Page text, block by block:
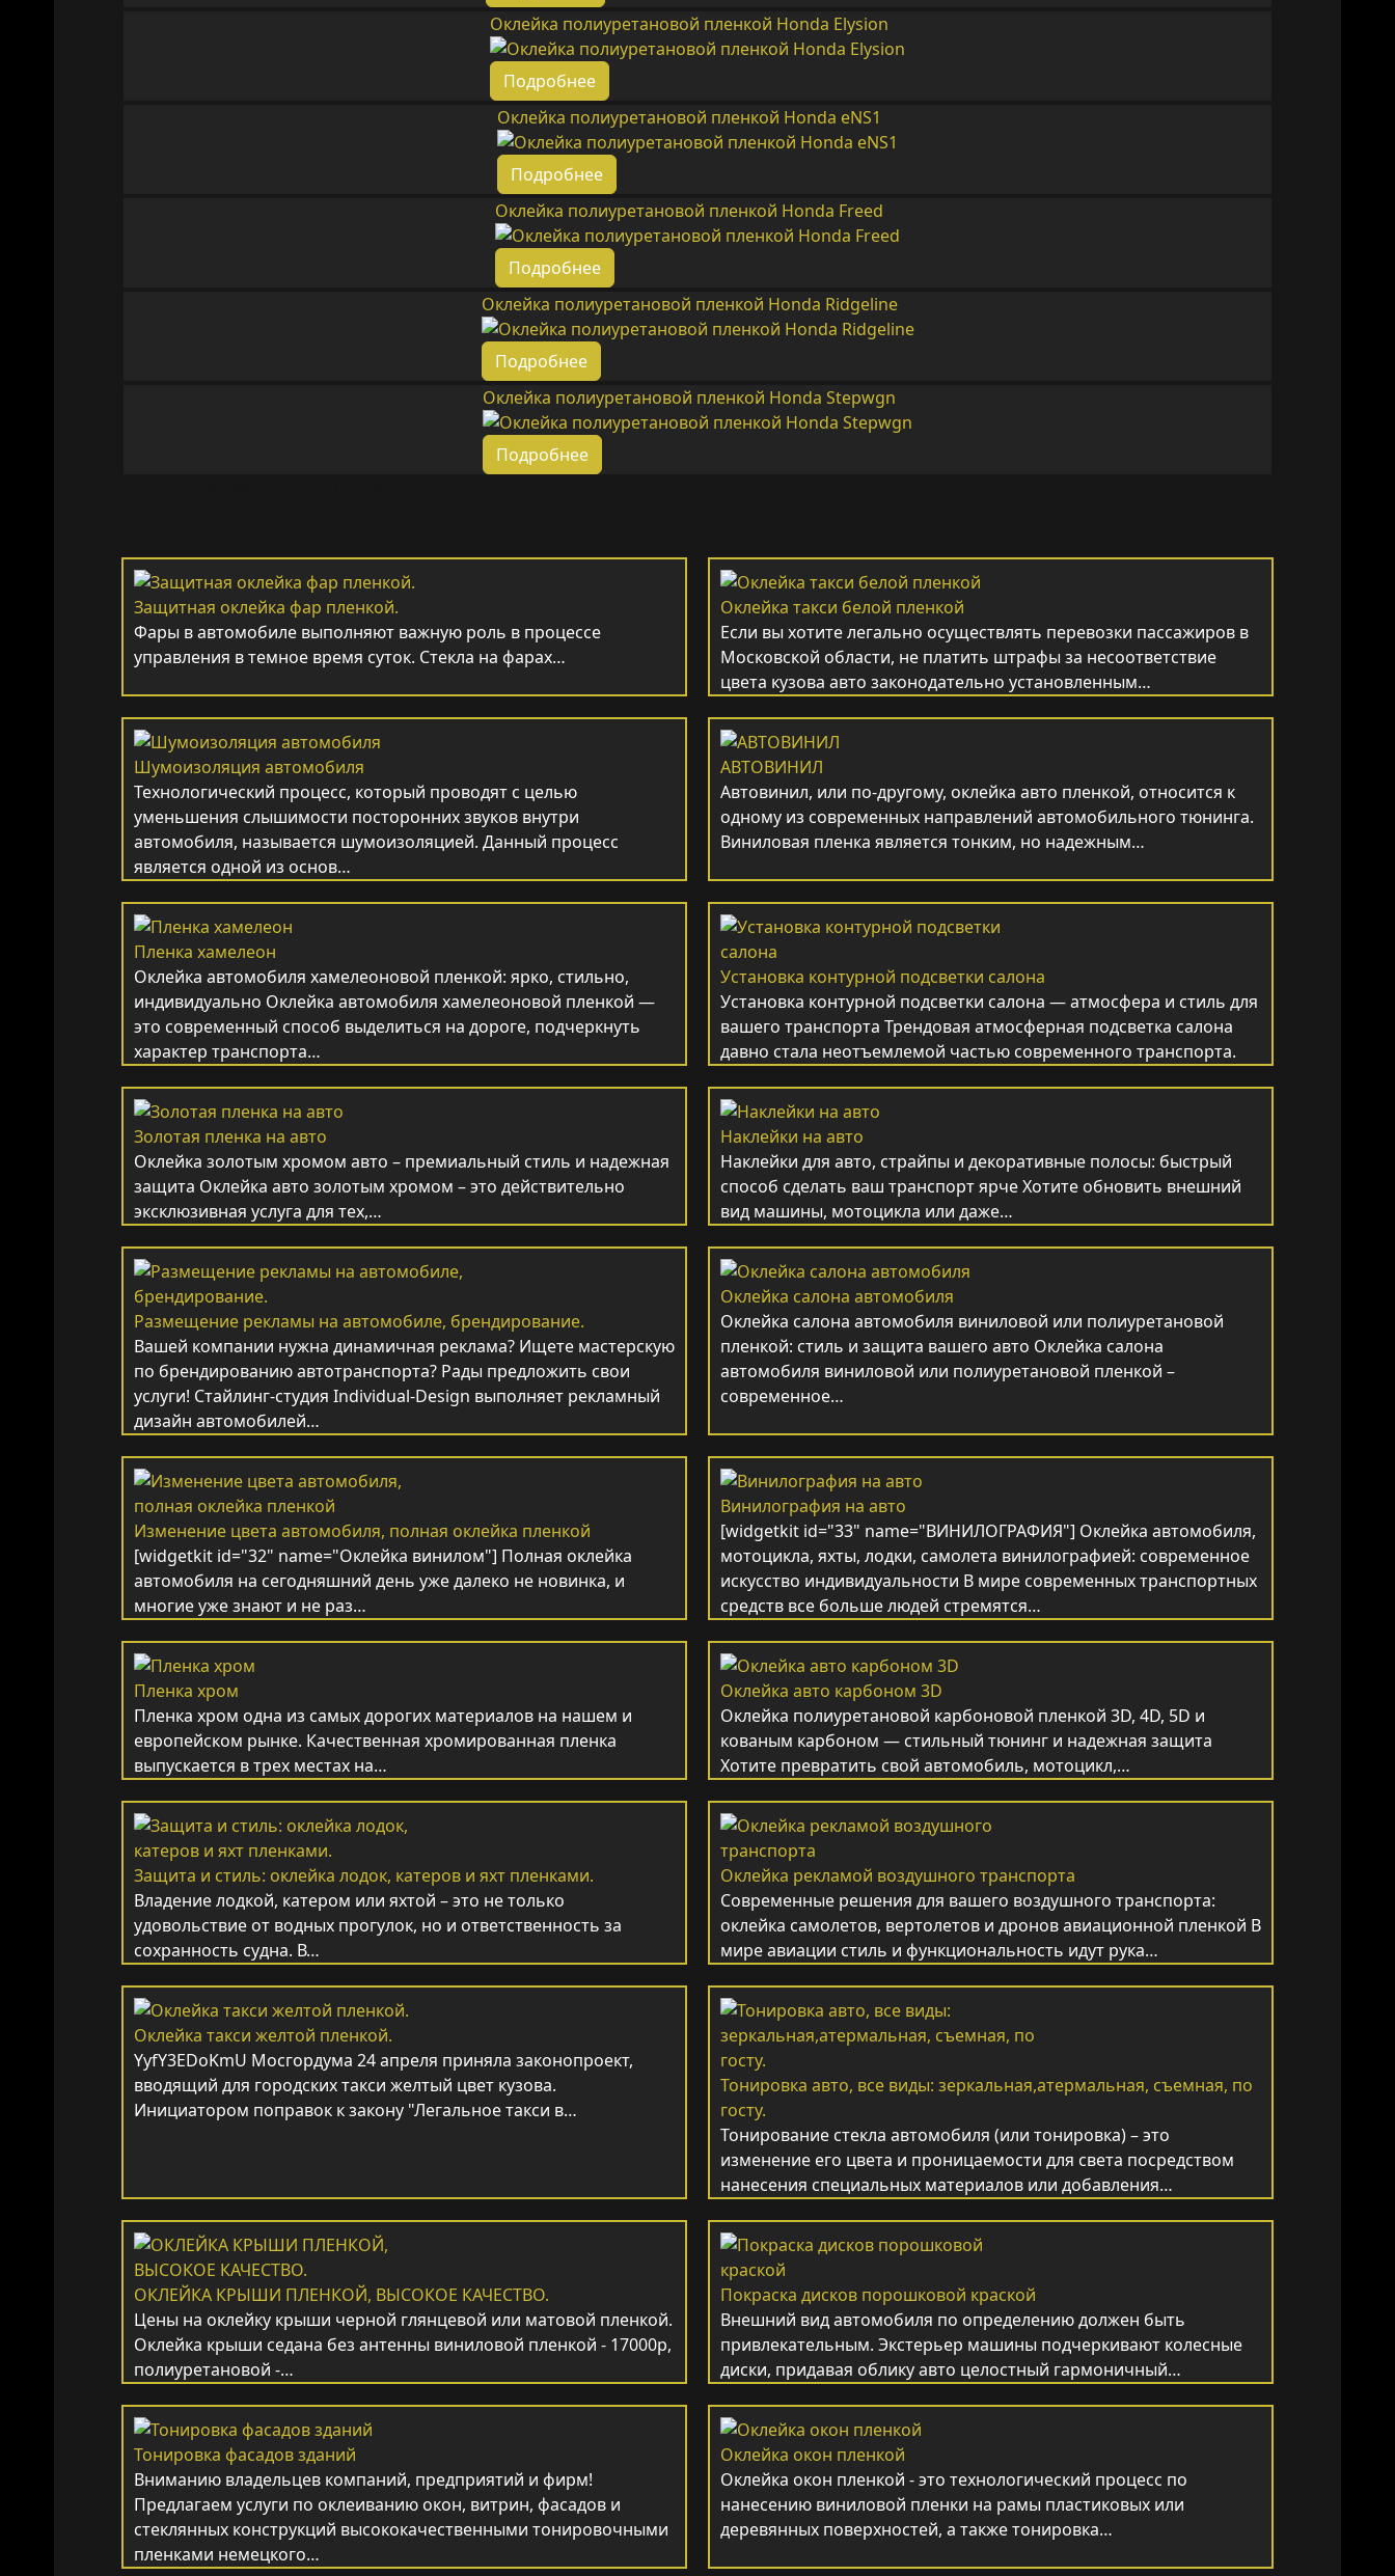
Оклейка полиуретановой пленкой Honda Elysion
Подробнее
Оклейка полиуретановой пленкой Honda eNS1
Подробнее
Оклейка полиуретановой пленкой Honda Freed
Подробнее
Оклейка полиуретановой пленкой Honda Ridgeline
Подробнее
Оклейка полиуретановой пленкой Honda Stepwgn
Подробнее
Защитная оклейка фар пленкой.
Фары в автомобиле выполняют важную роль в процессе
управления в темное время суток. Стекла на фарах…
Оклейка такси белой пленкой
Если вы хотите легально осуществлять перевозки пассажиров в
Московской области, не платить штрафы за несоответствие
цвета кузова авто законодательно установленным…
Шумоизоляция автомобиля
Технологический процесс, который проводят с целью
уменьшения слышимости посторонних звуков внутри
автомобиля, называется шумоизоляцией. Данный процесс
является одной из основ…
АВТОВИНИЛ
Автовинил, или по-другому, оклейка авто пленкой, относится к
одному из современных направлений автомобильного тюнинга.
Виниловая пленка является тонким, но надежным…
Пленка хамелеон
Оклейка автомобиля хамелеоновой пленкой: ярко, стильно,
индивидуально Оклейка автомобиля хамелеоновой пленкой —
это современный способ выделиться на дороге, подчеркнуть
характер транспорта…
Установка контурной подсветки салона
Установка контурной подсветки салона — атмосфера и стиль для
вашего транспорта Трендовая атмосферная подсветка салона
давно стала неотъемлемой частью современного транспорта.
Золотая пленка на авто
Оклейка золотым хромом авто – премиальный стиль и надежная
защита Оклейка авто золотым хромом – это действительно
эксклюзивная услуга для тех,…
Наклейки на авто
Наклейки для авто, страйпы и декоративные полосы: быстрый
способ сделать ваш транспорт ярче Хотите обновить внешний
вид машины, мотоцикла или даже…
Размещение рекламы на автомобиле, брендирование.
Вашей компании нужна динамичная реклама? Ищете мастерскую
по брендированию автотранспорта? Рады предложить свои
услуги! Стайлинг-студия Individual-Design выполняет рекламный
дизайн автомобилей…
Оклейка салона автомобиля
Оклейка салона автомобиля виниловой или полиуретановой
пленкой: стиль и защита вашего авто Оклейка салона
автомобиля виниловой или полиуретановой пленкой –
современное…
Изменение цвета автомобиля, полная оклейка пленкой
[widgetkit id="32" name="Оклейка винилом"] Полная оклейка
автомобиля на сегодняшний день уже далеко не новинка, и
многие уже знают и не раз…
Винилография на авто
[widgetkit id="33" name="ВИНИЛОГРАФИЯ"] Оклейка автомобиля,
мотоцикла, яхты, лодки, самолета винилографией: современное
искусство индивидуальности В мире современных транспортных
средств все больше людей стремятся…
Пленка хром
Пленка хром одна из самых дорогих материалов на нашем и
европейском рынке. Качественная хромированная пленка
выпускается в трех местах на…
Оклейка авто карбоном 3D
Оклейка полиуретановой карбоновой пленкой 3D, 4D, 5D и
кованым карбоном — стильный тюнинг и надежная защита
Хотите превратить свой автомобиль, мотоцикл,…
Защита и стиль: оклейка лодок, катеров и яхт пленками.
Владение лодкой, катером или яхтой – это не только
удовольствие от водных прогулок, но и ответственность за
сохранность судна. В…
Оклейка рекламой воздушного транспорта
Современные решения для вашего воздушного транспорта:
оклейка самолетов, вертолетов и дронов авиационной пленкой В
мире авиации стиль и функциональность идут рука…
Оклейка такси желтой пленкой.
YyfY3EDoKmU Мосгордума 24 апреля приняла законопроект,
вводящий для городских такси желтый цвет кузова.
Инициатором поправок к закону "Легальное такси в…
Тонировка авто, все виды: зеркальная,атермальная, съемная, по
госту.
Тонирование стекла автомобиля (или тонировка) – это
изменение его цвета и проницаемости для света посредством
нанесения специальных материалов или добавления…
ОКЛЕЙКА КРЫШИ ПЛЕНКОЙ, ВЫСОКОЕ КАЧЕСТВО.
Цены на оклейку крыши черной глянцевой или матовой пленкой.
Оклейка крыши седана без антенны виниловой пленкой - 17000р,
полиуретановой -…
Покраска дисков порошковой краской
Внешний вид автомобиля по определению должен быть
привлекательным. Экстерьер машины подчеркивают колесные
диски, придавая облику авто целостный гармоничный…
Тонировка фасадов зданий
Вниманию владельцев компаний, предприятий и фирм!
Предлагаем услуги по оклеиванию окон, витрин, фасадов и
стеклянных конструкций высококачественными тонировочными
пленками немецкого…
Оклейка окон пленкой
Оклейка окон пленкой - это технологический процесс по
нанесению виниловой пленки на рамы пластиковых или
деревянных поверхностей, а также тонировка…